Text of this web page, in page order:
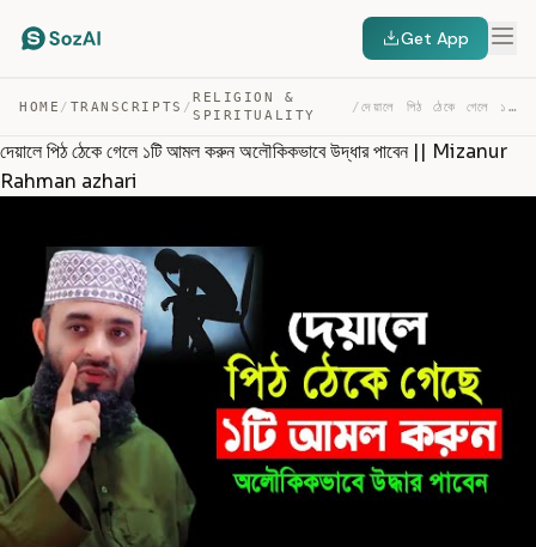
Get App
HOME / TRANSCRIPTS /
RELIGION &
SPIRITUALITY
/ দেয়ালে পিঠ ঠেকে গেলে ১টি আমল করুন অলৌকিকভাবে উদ্ধার পা… — TRANSCRIPT
দেয়ালে পিঠ ঠেকে গেলে ১টি আমল করুন অলৌকিকভাবে উদ্ধার পাবেন || Mizanur
Rahman azhari